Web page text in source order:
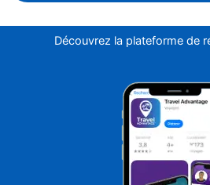
Découvrez la plateforme de